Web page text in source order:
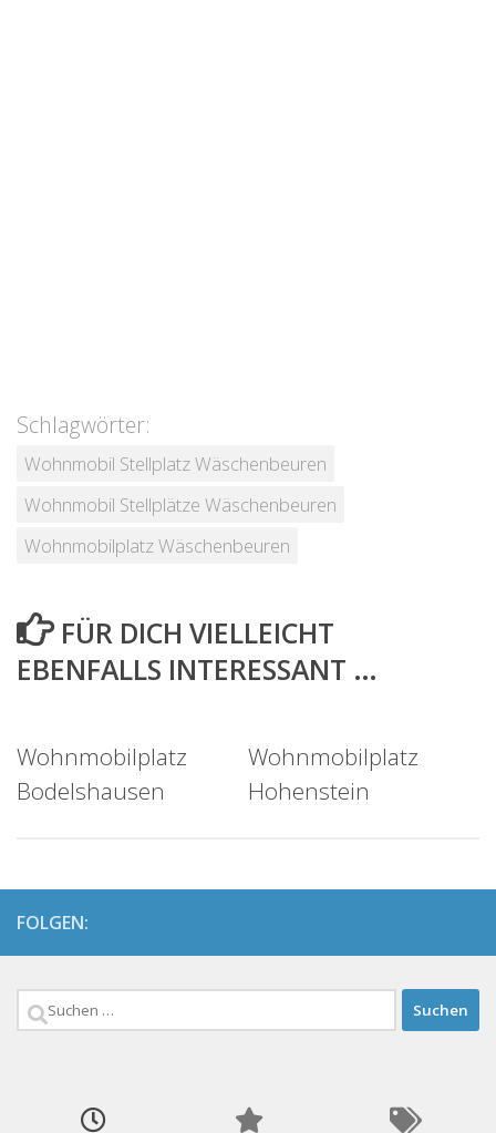
Schlagwörter:
Wohnmobil Stellplatz Wäschenbeuren
Wohnmobil Stellplätze Wäschenbeuren
Wohnmobilplatz Wäschenbeuren
FÜR DICH VIELLEICHT
EBENFALLS INTERESSANT …
Wohnmobilplatz
Bodelshausen
Wohnmobilplatz
Hohenstein
FOLGEN:
Suchen